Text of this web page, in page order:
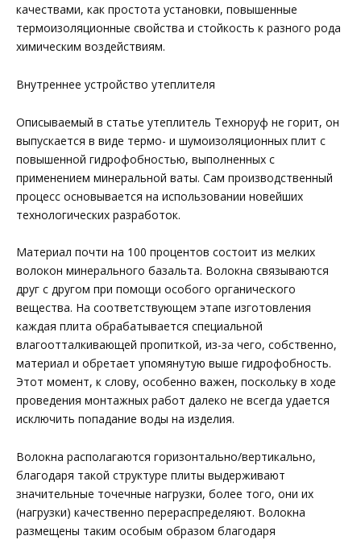
качествами, как простота установки, повышенные
термоизоляционные свойства и стойкость к разного рода
химическим воздействиям.
Внутреннее устройство утеплителя
Описываемый в статье утеплитель Техноруф не горит, он
выпускается в виде термо- и шумоизоляционных плит с
повышенной гидрофобностью, выполненных с
применением минеральной ваты. Сам производственный
процесс основывается на использовании новейших
технологических разработок.
Материал почти на 100 процентов состоит из мелких
волокон минерального базальта. Волокна связываются
друг с другом при помощи особого органического
вещества. На соответствующем этапе изготовления
каждая плита обрабатывается специальной
влагоотталкивающей пропиткой, из-за чего, собственно,
материал и обретает упомянутую выше гидрофобность.
Этот момент, к слову, особенно важен, поскольку в ходе
проведения монтажных работ далеко не всегда удается
исключить попадание воды на изделия.
Волокна располагаются горизонтально/вертикально,
благодаря такой структуре плиты выдерживают
значительные точечные нагрузки, более того, они их
(нагрузки) качественно перераспределяют. Волокна
размещены таким особым образом благодаря